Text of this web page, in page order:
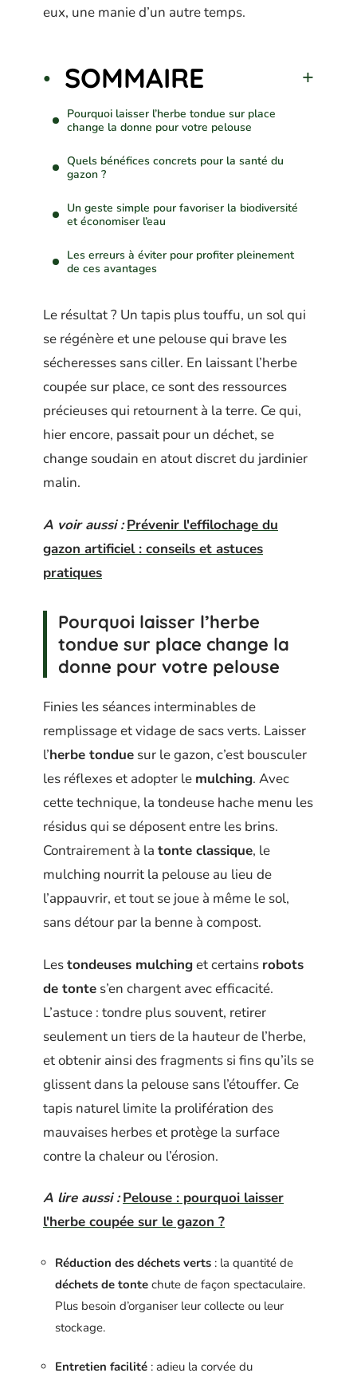
eux, une manie d’un autre temps.
SOMMAIRE
Pourquoi laisser l’herbe tondue sur place
change la donne pour votre pelouse
Quels bénéfices concrets pour la santé du
gazon ?
Un geste simple pour favoriser la biodiversité
et économiser l’eau
Les erreurs à éviter pour profiter pleinement
de ces avantages
Le résultat ? Un tapis plus touffu, un sol qui
se régénère et une pelouse qui brave les
sécheresses sans ciller. En laissant l’herbe
coupée sur place, ce sont des ressources
précieuses qui retournent à la terre. Ce qui,
hier encore, passait pour un déchet, se
change soudain en atout discret du jardinier
malin.
A voir aussi : Prévenir l'effilochage du
gazon artificiel : conseils et astuces
pratiques
Pourquoi laisser l’herbe
tondue sur place change la
donne pour votre pelouse
Finies les séances interminables de
remplissage et vidage de sacs verts. Laisser
l’herbe tondue sur le gazon, c’est bousculer
les réflexes et adopter le mulching. Avec
cette technique, la tondeuse hache menu les
résidus qui se déposent entre les brins.
Contrairement à la tonte classique, le
mulching nourrit la pelouse au lieu de
l’appauvrir, et tout se joue à même le sol,
sans détour par la benne à compost.
Lestondeuses mulchinget certains robots
de tonte s’en chargent avec efficacité.
L’astuce : tondre plus souvent, retirer
seulement un tiers de la hauteur de l’herbe,
et obtenir ainsi des fragments si fins qu’ils se
glissent dans la pelouse sans l’étouffer. Ce
tapis naturel limite la prolifération des
mauvaises herbes et protège la surface
contre la chaleur ou l’érosion.
A lire aussi : Pelouse : pourquoi laisser
l'herbe coupée sur le gazon ?
Réduction des déchets verts : la quantité de
déchets de tonte chute de façon spectaculaire.
Plus besoin d’organiser leur collecte ou leur
stockage.
Entretien facilité : adieu la corvée du